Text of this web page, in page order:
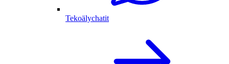
Tekoälychatit